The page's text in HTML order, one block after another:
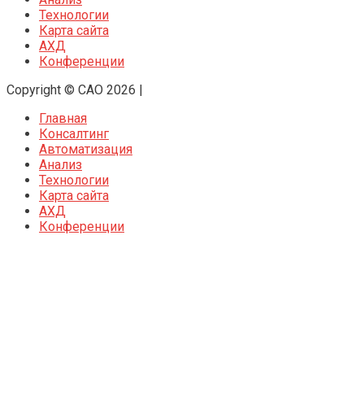
Технологии
Карта сайта
АХД
Конференции
Copyright © CAO 2026 |
Главная
Консалтинг
Автоматизация
Анализ
Технологии
Карта сайта
АХД
Конференции